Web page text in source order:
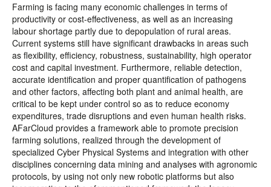
Farming is facing many economic challenges in terms of
productivity or cost-effectiveness, as well as an increasing
labour shortage partly due to depopulation of rural areas.
Current systems still have significant drawbacks in areas such
as flexibility, efficiency, robustness, sustainability, high operator
cost and capital investment. Furthermore, reliable detection,
accurate identification and proper quantification of pathogens
and other factors, affecting both plant and animal health, are
critical to be kept under control so as to reduce economy
expenditures, trade disruptions and even human health risks.
AFarCloud provides a framework able to promote precision
farming solutions, realized through the development of
specialized Cyber Physical Systems and integration with other
disciplines concerning data mining and analyses with agronomic
protocols, by using not only new robotic platforms but also